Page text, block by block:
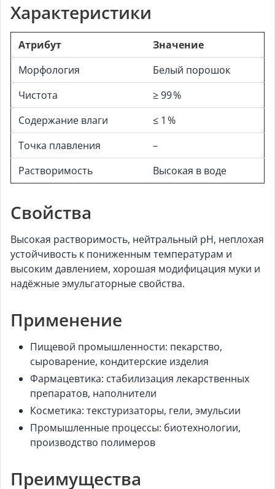
Характеристики
Атрибут
Значение
Морфология
Белый порошок
Чистота
≥ 99 %
Содержание влаги
≤ 1 %
Точка плавления
–
Растворимость
Высокая в воде
Свойства
Высокая растворимость, нейтральный pH, неплохая
устойчивость к пониженным температурам и
высоким давлением, хорошая модифицация муки и
надёжные эмульгаторные свойства.
Применение
Пищевой промышленности: пекарство,
сыроварение, кондитерские изделия
Фармацевтика: стабилизация лекарственных
препаратов, наполнители
Косметика: текстуризаторы, гели, эмульсии
Промышленные процессы: биотехнологии,
производство полимеров
Преимущества